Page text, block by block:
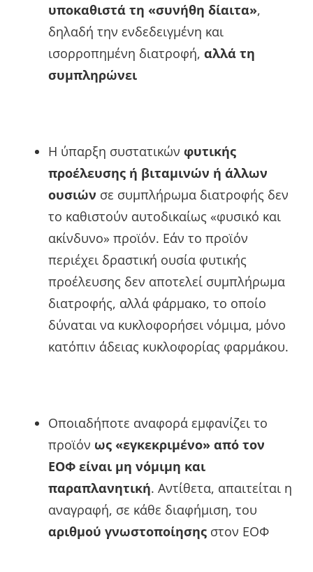
υποκαθιστά τη «συνήθη δίαιτα»,
δηλαδή την ενδεδειγμένη και
ισορροπημένη διατροφή, αλλά τη
συμπληρώνει
Η ύπαρξη συστατικών φυτικής
προέλευσης ή βιταμινών ή άλλων
ουσιών σε συμπλήρωμα διατροφής δεν
το καθιστούν αυτοδικαίως «φυσικό και
ακίνδυνο» προϊόν. Εάν το προϊόν
περιέχει δραστική ουσία φυτικής
προέλευσης δεν αποτελεί συμπλήρωμα
διατροφής, αλλά φάρμακο, το οποίο
δύναται να κυκλοφορήσει νόμιμα, μόνο
κατόπιν άδειας κυκλοφορίας φαρμάκου.
Οποιαδήποτε αναφορά εμφανίζει το
προϊόν ως «εγκεκριμένο» από τον
ΕΟΦ είναι μη νόμιμη και
παραπλανητική. Αντίθετα, απαιτείται η
αναγραφή, σε κάθε διαφήμιση, του
αριθμού γνωστοποίησης στον ΕΟΦ